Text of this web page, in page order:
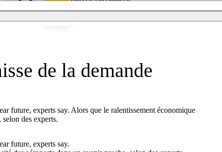
de la demande
future, experts say. Alors que le ralentissement économique
des experts.
future, experts say.